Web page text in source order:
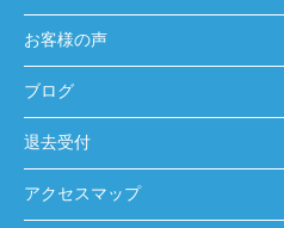
お客様の声
ブログ
退去受付
アクセスマップ